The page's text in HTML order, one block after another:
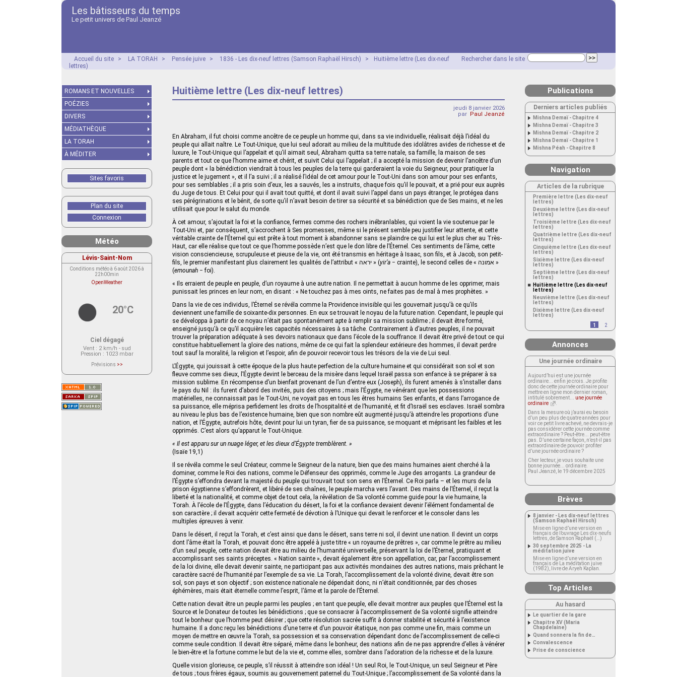
Les bâtisseurs du temps
Le petit univers de Paul Jeanzé
Rechercher dans le site
Accueil du site > LA TORAH > Pensée juive > 1836 - Les dix-neuf lettres (Samson Raphaël Hirsch) >
Huitième lettre (Les dix-neuf
lettres)
Huitième lettre (Les dix-neuf lettres)
jeudi 8 janvier 2026
par Paul Jeanzé
En Abraham, il fut choisi comme ancêtre de ce peuple un homme qui, dans sa vie individuelle, réalisait déjà l’idéal du
peuple qui allait naître. Le Tout-Unique, que lui seul adorait au milieu de la multitude des idolâtres avides de richesse et de
luxure, le Tout‑Unique qui l’appelait et qu’il aimait seul, Abraham quitta sa terre natale, sa famille, la maison de ses
parents et tout ce que l’homme aime et chérit, et suivit Celui qui l’appelait ; il a accepté la mission de devenir l’ancêtre d’un
peuple dont « la bénédiction viendrait à tous les peuples de la terre qui garderaient la voie du Seigneur, pour pratiquer la
justice et le jugement », et il l’a suivi ; il a réalisé l’idéal de cet amour pour le Tout-Uni dans son amour pour ses enfants,
pour ses semblables ; il a pris soin d’eux, les a sauvés, les a instruits, chaque fois qu’il le pouvait, et a prié pour eux auprès
du Juge de tous. Et Celui pour qui il avait tout quitté, et dont il avait suivi l’appel dans un pays étranger, le protégea dans
ses pérégrinations et le bénit, de sorte qu’il n’avait besoin de tirer sa sécurité et sa bénédiction que de Ses mains, et ne les
utilisait que pour le salut du monde.
À cet amour, s’ajoutait la foi et la confiance, fermes comme des rochers inébranlables, qui voient la vie soutenue par le
Tout-Uni et, par conséquent, s’accrochent à Ses promesses, même si le présent semble peu justifier leur attente, et cette
véritable crainte de l’Éternel qui est prête à tout moment à abandonner sans se plaindre ce qui lui est le plus cher au Très-
Haut, car elle réalise que tout ce que l’homme possède n’est que le don libre de l’Éternel. Ces sentiments de l’âme, cette
vision consciencieuse, scrupuleuse et pieuse de la vie, ont été transmis en héritage à Isaac, son fils, et à Jacob, son petit-
fils, le premier manifestant plus clairement les qualités de l’attribut « יראה » (yir’a − crainte), le second celles de « אמונה »
(emounah − foi).
« Ils erraient de peuple en peuple, d’un royaume à une autre nation. Il ne permettait à aucun homme de les opprimer, mais
punissait les princes en leur nom, en disant : « Ne touchez pas à mes oints, ne faites pas de mal à mes prophètes. »
Dans la vie de ces individus, l’Éternel se révéla comme la Providence invisible qui les gouvernait jusqu’à ce qu’ils
deviennent une famille de soixante-dix personnes. En eux se trouvait le noyau de la future nation. Cependant, le peuple qui
se développa à partir de ce noyau n’était pas spontanément apte à remplir sa mission sublime ; il devait être formé,
enseigné jusqu’à ce qu’il acquière les capacités nécessaires à sa tâche. Contrairement à d’autres peuples, il ne pouvait
trouver la préparation adéquate à ses devoirs nationaux que dans l’école de la souffrance. Il devait être privé de tout ce qui
constitue habituellement la gloire des nations, même de ce qui fait la splendeur extérieure des hommes, il devait perdre
tout sauf la moralité, la religion et l’espoir, afin de pouvoir recevoir tous les trésors de la vie de Lui seul.
L’Égypte, qui jouissait à cette époque de la plus haute perfection de la culture humaine et qui considérait son sol et son
fleuve comme ses dieux, l’Égypte devint le berceau de la misère dans lequel Israël passa son enfance à se préparer à sa
mission sublime. En récompense d’un bienfait provenant de l’un d’entre eux (Joseph), ils furent amenés à s’installer dans
le pays du Nil : ils furent d’abord des invités, puis des citoyens ; mais l’Égypte, ne vénérant que les possessions
matérielles, ne connaissait pas le Tout-Uni, ne voyait pas en tous les êtres humains Ses enfants, et dans l’arrogance de
sa puissance, elle méprisa perfidement les droits de l’hospitalité et de l’humanité, et fit d’Israël ses esclaves. Israël sombra
au niveau le plus bas de l’existence humaine, bien que son nombre eût augmenté jusqu’à atteindre les proportions d’une
nation, et l’Égypte, autrefois hôte, devint pour lui un tyran, fier de sa puissance, se moquant et méprisant les faibles et les
opprimés. C’est alors qu’apparut le Tout‑Unique.
« Il est apparu sur un nuage léger, et les dieux d’Égypte tremblèrent. »
(Isaïe 19,1)
Il se révéla comme le seul Créateur, comme le Seigneur de la nature, bien que des mains humaines aient cherché à la
dominer, comme le Roi des nations, comme le Défenseur des opprimés, comme le Juge des arrogants. La grandeur de
l’Égypte s’effondra devant la majesté du peuple qui trouvait tout son sens en l’Éternel. Ce Roi parla – et les murs de la
prison égyptienne s’effondrèrent, et libéré de ses chaînes, le peuple marcha vers l’avant. Des mains de l’Éternel, il reçut la
liberté et la nationalité, et comme objet de tout cela, la révélation de Sa volonté comme guide pour la vie humaine, la
Torah. À l’école de l’Égypte, dans l’éducation du désert, la foi et la confiance devaient devenir l’élément fondamental de
son caractère ; il devait acquérir cette fermeté de dévotion à l’Unique qui devait le renforcer et le consoler dans les
multiples épreuves à venir.
Dans le désert, il reçut la Torah, et c’est ainsi que dans le désert, sans terre ni sol, il devint une nation. Il devint un corps
dont l’âme était la Torah, et pouvait donc être appelé à juste titre « un royaume de prêtres », car comme le prêtre au milieu
d’un seul peuple, cette nation devait être au milieu de l’humanité universelle, préservant la loi de l’Éternel, pratiquant et
accomplissant ses saints préceptes. « Nation sainte », devait également être son appellation, car, par l’accomplissement
de la loi divine, elle devait devenir sainte, ne participant pas aux activités mondaines des autres nations, mais prêchant le
caractère sacré de l’humanité par l’exemple de sa vie. La Torah, l’accomplissement de la volonté divine, devait être son
sol, son pays et son objectif ; son existence nationale ne dépendait donc, ni n’était conditionnée, par des choses
éphémères, mais était éternelle comme l’esprit, l’âme et la parole de l’Éternel.
Cette nation devait être un peuple parmi les peuples ; en tant que peuple, elle devait montrer aux peuples que l’Éternel est la
Source et le Donateur de toutes les bénédictions ; que se consacrer à l’accomplissement de Sa volonté signifie atteindre
tout le bonheur que l’homme peut désirer ; que cette résolution sacrée suffit à donner stabilité et sécurité à l’existence
humaine. Il a donc reçu les bénédictions d’une terre et d’un pouvoir étatique, non pas comme une fin, mais comme un
moyen de mettre en œuvre la Torah, sa possession et sa conservation dépendant donc de l’accomplissement de celle-ci
comme seule condition. Il devait être séparé, même dans le bonheur, des nations afin de ne pas apprendre d’elles à vénérer
le bien-être et la fortune comme le but de la vie et, comme elles, sombrer dans l’adoration de la richesse et de la luxure.
Quelle vision glorieuse, ce peuple, s’il réussit à atteindre son idéal ! Un seul Roi, le Tout-Unique, un seul Seigneur et Père
de tous ; tous frères égaux, soumis au gouvernement paternel du Tout‑Unique ; l’accomplissement de Sa volonté dans la
ROMANS ET NOUVELLES
POÉZIES
DIVERS
MÉDIATHÈQUE
LA TORAH
À MÉDITER
Sites favoris
Plan du site
Connexion
Météo
Lévis-Saint-Nom
Conditions météo à 6 août 2026 à
22h00min
OpenWeather
20°C
Ciel dégagé
Vent: 2 km/h - sud
Pression : 1023 mbar
Prévisions >>
actuellement aucune prévision
Saint-Nom.
Veuillez consulter le message du
service ci-dessous.
(401 - Invalid API key. Please see
https://openweathermap.org/faq#error401
Publications
Derniers articles publiés
Mishna Demaï - Chapitre 4
Mishna Demaï - Chapitre 3
Mishna Demaï - Chapitre 2
Mishna Demaï - Chapitre 1
Mishna Péah - Chapitre 8
Navigation
Articles de la rubrique
Première lettre (Les dix-neuf
lettres)
Deuxième lettre (Les dix-neuf
lettres)
Troisième lettre (Les dix-neuf
lettres)
Quatrième lettre (Les dix-neuf
lettres)
Cinquième lettre (Les dix-neuf
lettres)
Sixième lettre (Les dix-neuf
lettres)
Septième lettre (Les dix-neuf
lettres)
Huitième lettre (Les dix-neuf
lettres)
Neuvième lettre (Les dix-neuf
lettres)
Dixième lettre (Les dix-neuf
lettres)
1
2
Annonces
Une journée ordinaire
Aujourd’hui est une journée
ordinaire... enfin je crois. Je profite
donc de cette journée ordinaire pour
mettre en ligne mon dernier roman,
intitulé sobrement... une journée
ordinaire
Dans la mesure où j’aurai eu besoin
d’un peu plus de quatre années pour
voir ce petit livre achevé, ne devrais-je
pas considérer cette journée comme
extraordinaire ? Peut-être... peut-être
pas. D’une certaine façon, n’est-il pas
extraordinaire de pouvoir profiter
d’une journée ordinaire ?
Cher lecteur, je vous souhaite une
bonne journée... ordinaire.
Paul Jeanzé, le 19 décembre 2025
Brèves
8 janvier - Les dix-neuf lettres
(Samson Raphaël Hirsch)
Mise en ligne d’une version en
français de l’ouvrage Les dix-neufs
lettres, de Samson Raphaël (…)
30 septembre 2025 - La
méditation juive
Mise en ligne d’une version en
français de La méditation juive
(1982), livre de Aryeh Kaplan.
Top Articles
Au hasard
Le quartier de la gare
Chapitre XV (Maria
Chapdelaine)
Quand sonnera la fin de…
Convalescence
Prise de conscience